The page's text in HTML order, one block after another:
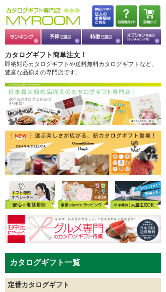
カタログギフト簡単注文！
即納対応カタログギフトや送料無料カタログギフトなど、
豊富な品揃えの専門店です。
カタログギフト一覧
定番カタログギフト